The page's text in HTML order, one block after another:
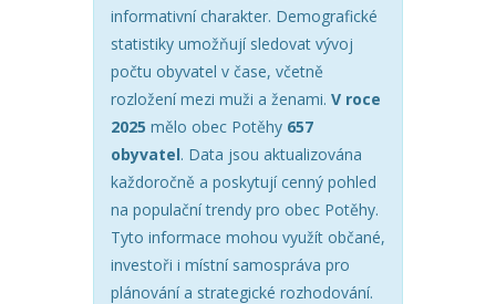
informativní charakter. Demografické
statistiky umožňují sledovat vývoj
počtu obyvatel v čase, včetně
rozložení mezi muži a ženami. V roce
2025 mělo obec Potěhy 657
obyvatel. Data jsou aktualizována
každoročně a poskytují cenný pohled
na populační trendy pro obec Potěhy.
Tyto informace mohou využít občané,
investoři i místní samospráva pro
plánování a strategické rozhodování.